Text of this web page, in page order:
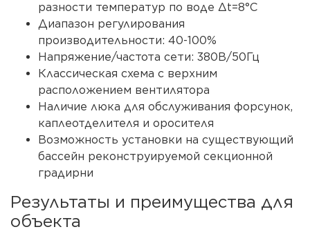
разности температур по воде Δt=8°С
Диапазон регулирования
производительности: 40-100%
Напряжение/частота сети: 380В/50Гц
Классическая схема с верхним
расположением вентилятора
Наличие люка для обслуживания форсунок,
каплеотделителя и оросителя
Возможность установки на существующий
бассейн реконструируемой секционной
градирни
Результаты и преимущества для
объекта